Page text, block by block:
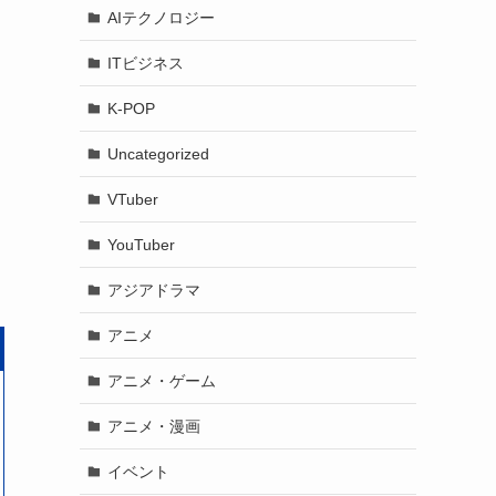
AIテクノロジー
ITビジネス
K-POP
Uncategorized
VTuber
YouTuber
アジアドラマ
アニメ
アニメ・ゲーム
アニメ・漫画
イベント